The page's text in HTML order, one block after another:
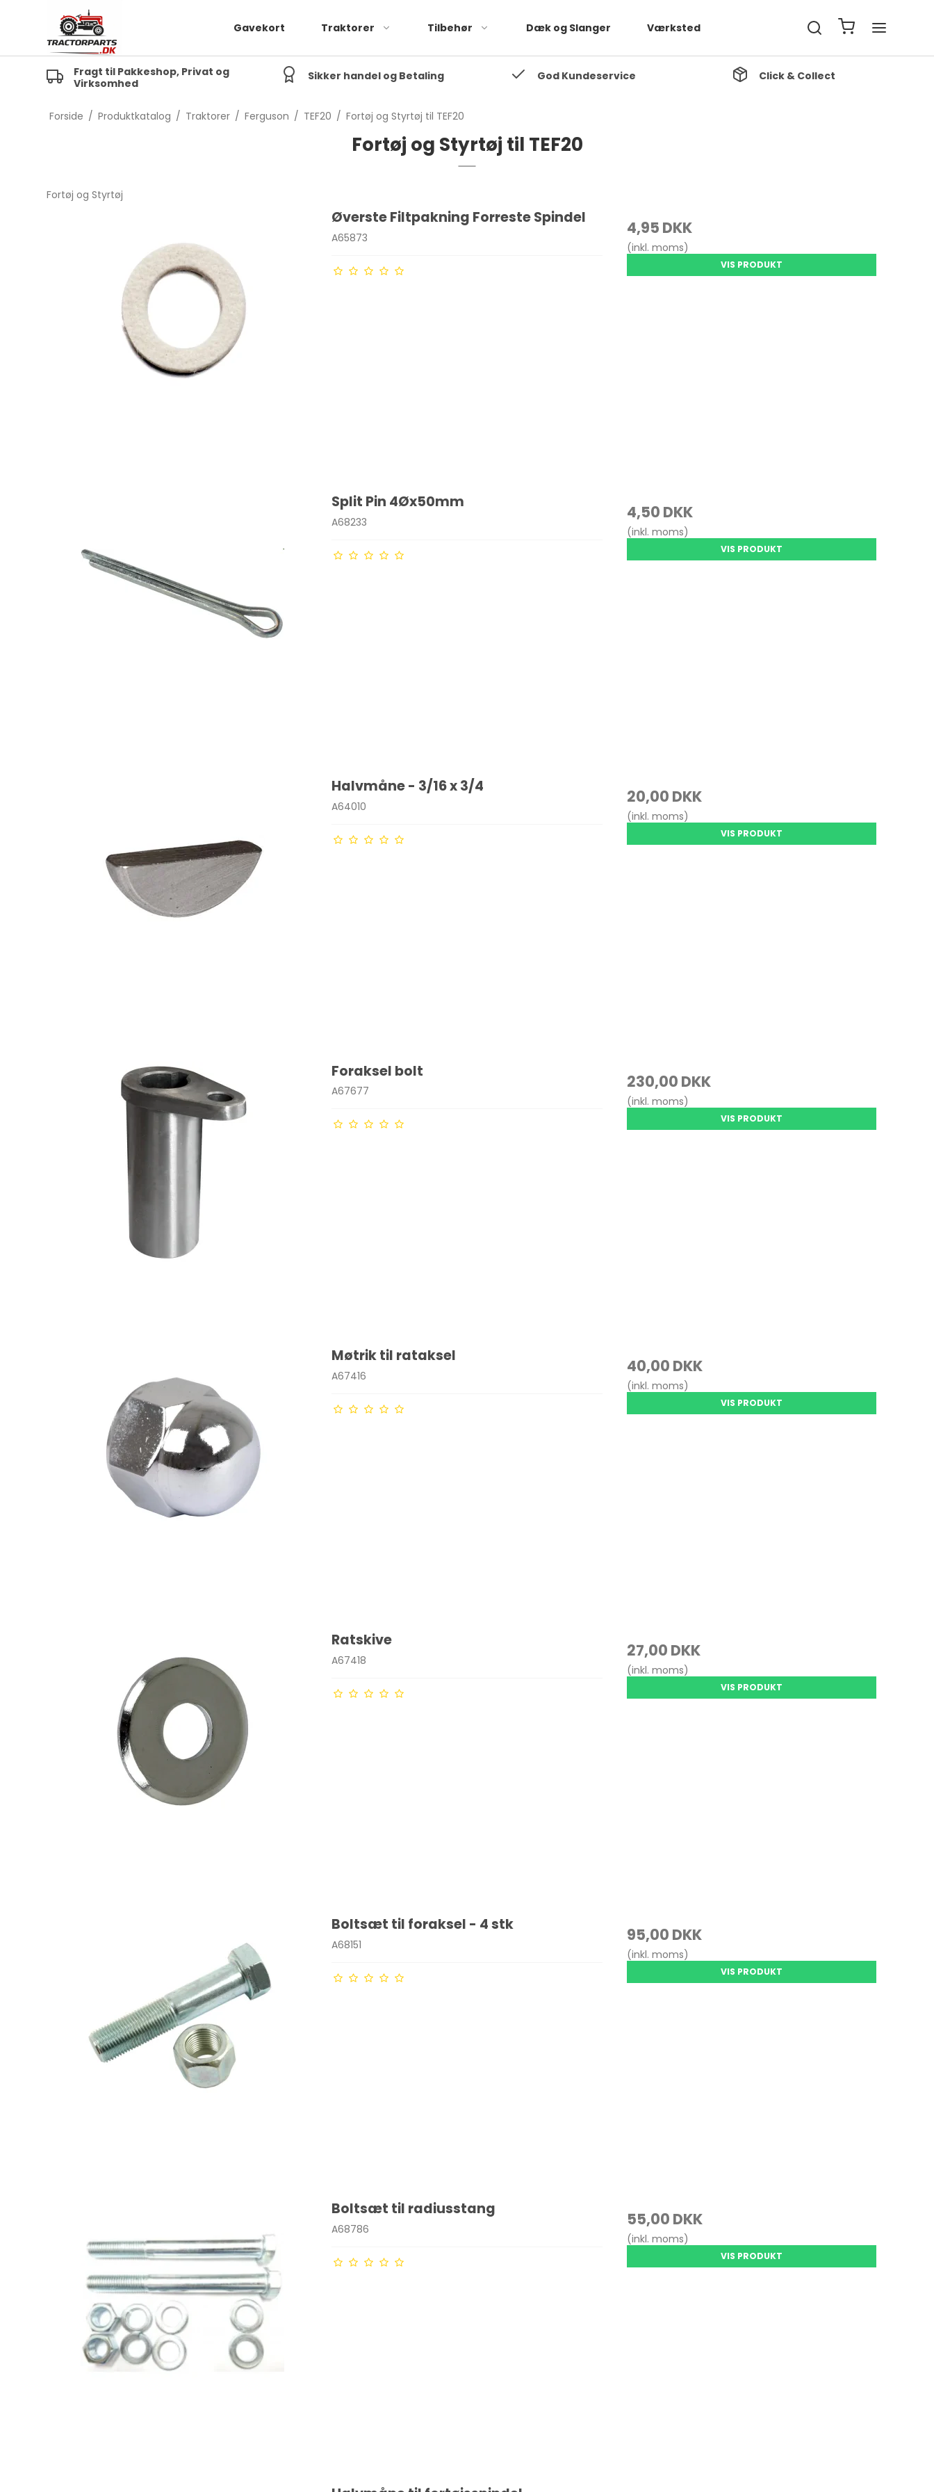
Gavekort Traktorer
TEA20
MF 135
Fordson Super Dexta
Fordson Major
Tilbehør Dæk og Slanger Værksted
Fragt til Pakkeshop, Privat og
Virksomhed
Sikker handel og Betaling God Kundeservice Click & Collect
Forside / Produktkatalog / Traktorer / Ferguson / TEF20 / Fortøj og Styrtøj til TEF20
Fortøj og Styrtøj til TEF20
Fortøj og Styrtøj
Øverste Filtpakning Forreste Spindel
A65873 4,95 DKK
(inkl. moms)
VIS PRODUKT
Split Pin 4Øx50mm
A68233 4,50 DKK
(inkl. moms)
VIS PRODUKT
Halvmåne - 3/16 x 3/4
A64010 20,00 DKK
(inkl. moms)
VIS PRODUKT
Foraksel bolt
A67677 230,00 DKK
(inkl. moms)
VIS PRODUKT
Møtrik til rataksel
A67416 40,00 DKK
(inkl. moms)
VIS PRODUKT
Ratskive
A67418 27,00 DKK
(inkl. moms)
VIS PRODUKT
Boltsæt til foraksel - 4 stk
A68151 95,00 DKK
(inkl. moms)
VIS PRODUKT
Boltsæt til radiusstang
A68786 55,00 DKK
(inkl. moms)
VIS PRODUKT